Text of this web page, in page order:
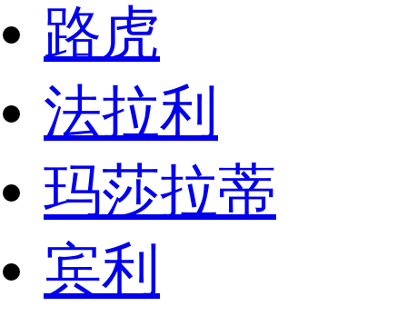
路虎
法拉利
玛莎拉蒂
宾利